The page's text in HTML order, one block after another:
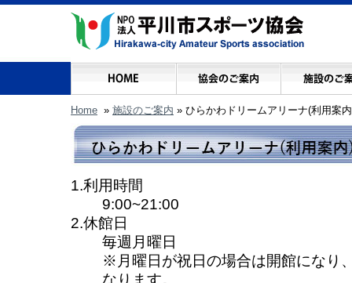
Home » 施設のご案内 » ひらかわドリームアリーナ(利用案
1.利用時間
9:00~21:00
2.休館日
毎週月曜日
※月曜日が祝日の場合は開館になり
なります。